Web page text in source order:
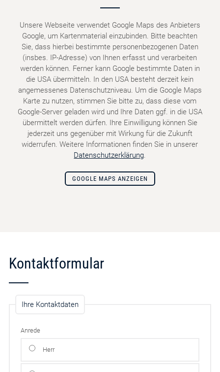
Unsere Webseite verwendet Google Maps des Anbieters
Google, um Kartenmaterial einzubinden. Bitte beachten
Sie, dass hierbei bestimmte personenbezogenen Daten
(insbes. IP-Adresse) von Ihnen erfasst und verarbeiten
werden können. Ferner kann Google bestimmte Daten in
die USA übermitteln. In den USA besteht derzeit kein
angemessenes Datenschutzniveau. Um die Google Maps
Karte zu nutzen, stimmen Sie bitte zu, dass diese vom
Google-Server geladen wird und Ihre Daten ggf. in die USA
übermittelt werden dürfen. Ihre Einwilligung können Sie
jederzeit uns gegenüber mit Wirkung für die Zukunft
widerrufen. Weitere Informationen finden Sie in unserer
Datenschutzerklärung.
GOOGLE MAPS ANZEIGEN
Kontaktformular
Ihre Kontaktdaten
Anrede
Herr